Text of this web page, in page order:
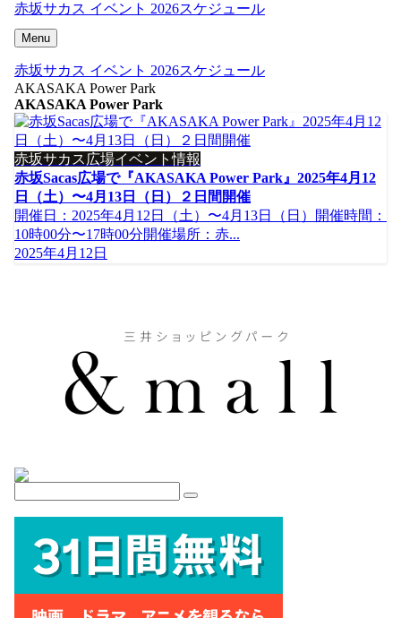
赤坂サカス イベント 2026スケジュール
Menu
赤坂サカス イベント 2026スケジュール
AKASAKA Power Park
AKASAKA Power Park
赤坂サカス広場イベント情報
赤坂Sacas広場で『AKASAKA Power Park』2025年4月12
日（土）〜4月13日（日）２日間開催
開催日：2025年4月12日（土）〜4月13日（日）開催時間：
10時00分〜17時00分開催場所：赤...
2025年4月12日